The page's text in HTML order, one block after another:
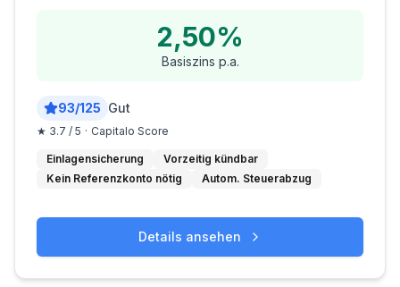
2,50%
Basiszins p.a.
93/125 Gut
★ 3.7 / 5 · Capitalo Score
Einlagensicherung
Vorzeitig kündbar
Kein Referenzkonto nötig
Autom. Steuerabzug
Details ansehen